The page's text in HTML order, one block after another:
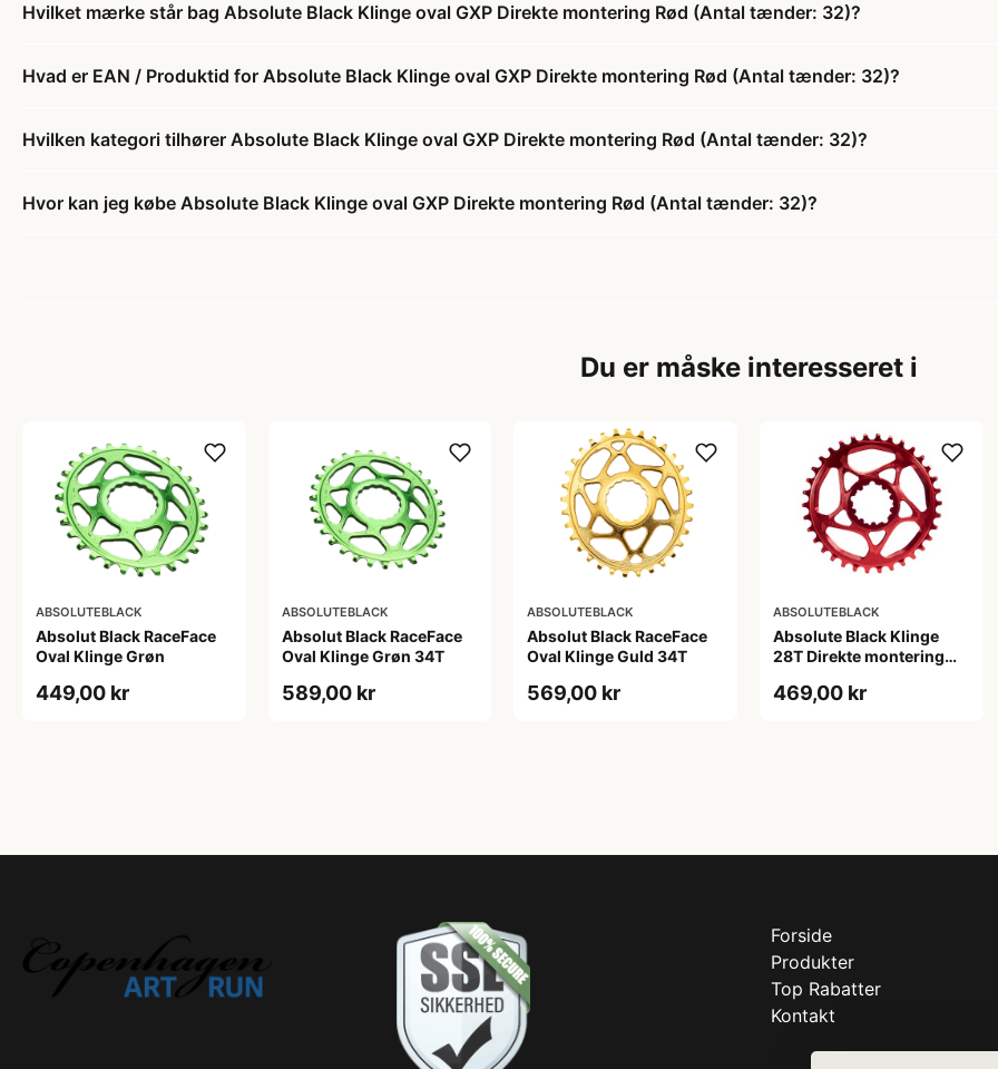
Hvilket mærke står bag Absolute Black Klinge oval GXP Direkte montering Rød (Antal tænder: 32)?
Hvad er EAN / Produktid for Absolute Black Klinge oval GXP Direkte montering Rød (Antal tænder: 32)?
Hvilken kategori tilhører Absolute Black Klinge oval GXP Direkte montering Rød (Antal tænder: 32)?
Hvor kan jeg købe Absolute Black Klinge oval GXP Direkte montering Rød (Antal tænder: 32)?
Du er måske interesseret i
ABSOLUTEBLACK
Absolut Black RaceFace
Oval Klinge Grøn
449,00 kr
ABSOLUTEBLACK
Absolut Black RaceFace
Oval Klinge Grøn 34T
589,00 kr
ABSOLUTEBLACK
Absolut Black RaceFace
Oval Klinge Guld 34T
569,00 kr
ABSOLUTEBLACK
Absolute Black Klinge
28T Direkte montering
469,00 kr
Forside
Produkter
Top Rabatter
Kontakt